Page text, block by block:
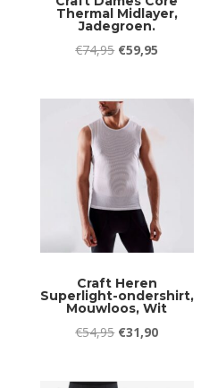
Thermal Midlayer,
Jadegroen.
€74,95 Oorspronkelijke
was:
€74,95.
€59,95
is:
Craft Heren
Superlight-ondershirt,
Mouwloos, Wit
€54,95 Oorspronkelijke
was:
€31,90Huidige